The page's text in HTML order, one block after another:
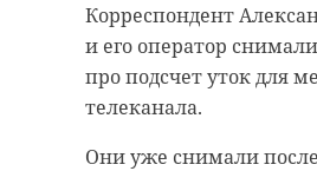
Корреспондент
и его оператор
про подсчет уток для
телеканала.
Они уже снимали